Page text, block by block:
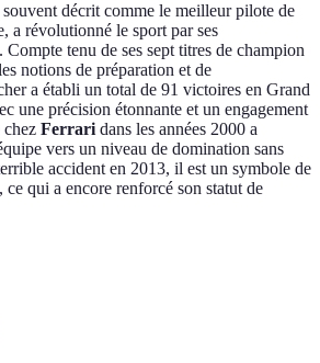
souvent décrit comme le meilleur pilote de
a révolutionné le sport par ses
Compte tenu de ses sept titres de champion
notions de préparation et de
a établi un total de 91 victoires en Grand
une précision étonnante et un engagement
chez Ferrari dans les années 2000 a
vers un niveau de domination sans
accident en 2013, il est un symbole de
ce qui a encore renforcé son statut de